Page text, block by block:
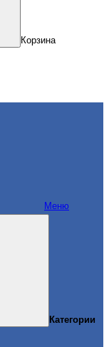
Корзина
Меню
Категории